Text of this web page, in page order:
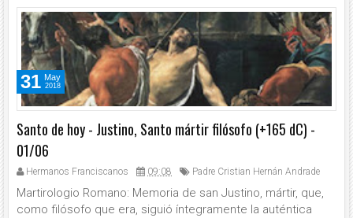
Santo de hoy - Justino, Santo mártir filósofo (+165 dC) -
01/06
Hermanos Franciscanos 09:08 Padre Cristian Hernán Andrade
Martirologio Romano: Memoria de san Justino, mártir, que,
como filósofo que era, siguió íntegramente la auténtica
31 May
2018